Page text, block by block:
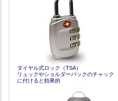
ダイヤル式ロック（TSA）
リュックやショルダーバックのチャック
に付けると効果的